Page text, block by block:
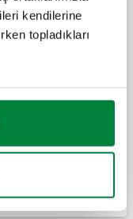
kendilerine
topladıkları
edilebilir 15 mm